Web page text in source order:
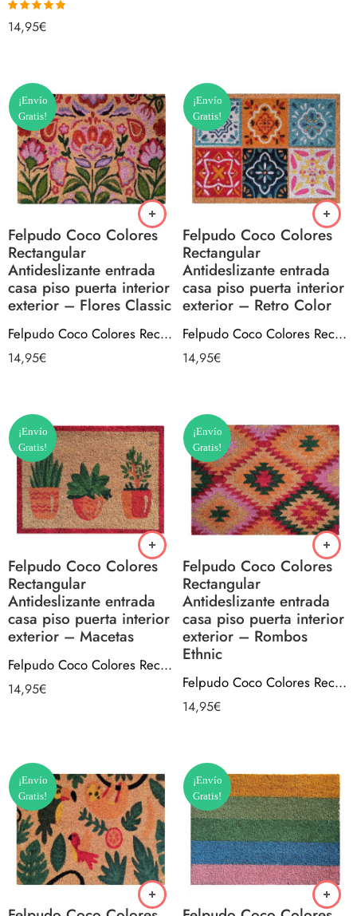
Valorado con
5.00de 5
14,95€
¡Envío
Gratis!
Felpudo Coco Colores
Rectangular
Antideslizante entrada
casa piso puerta interior
exterior – Flores Classic
Felpudo Coco Colores Rectangular Antideslizante entrada casa piso puerta interior exterior – Flores Classic
14,95€
¡Envío
Gratis!
Felpudo Coco Colores
Rectangular
Antideslizante entrada
casa piso puerta interior
exterior – Retro Color
Felpudo Coco Colores Rectangular Antideslizante entrada casa piso puerta interior exterior – Retro Color
14,95€
¡Envío
Gratis!
Felpudo Coco Colores
Rectangular
Antideslizante entrada
casa piso puerta interior
exterior – Macetas
Felpudo Coco Colores Rectangular Antideslizante entrada casa piso puerta interior exterior – Macetas
14,95€
¡Envío
Gratis!
Felpudo Coco Colores
Rectangular
Antideslizante entrada
casa piso puerta interior
exterior – Rombos
Ethnic
Felpudo Coco Colores Rectangular Antideslizante entrada casa piso puerta interior exterior – Rombos Ethnic
14,95€
¡Envío
Gratis!
¡Envío
Gratis!